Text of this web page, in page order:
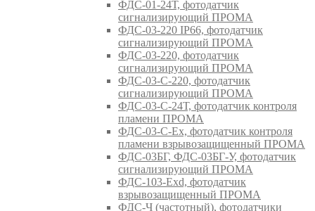
ФДС-01-24Т, фотодатчик
сигнализирующий ПРОМА
ФДС-03-220 IP66, фотодатчик
сигнализирующий ПРОМА
ФДС-03-220, фотодатчик
сигнализирующий ПРОМА
ФДС-03-С-220, фотодатчик
сигнализирующий ПРОМА
ФДС-03-С-24Т, фотодатчик контроля
пламени ПРОМА
ФДС-03-С-Ex, фотодатчик контроля
пламени взрывозащищенный ПРОМА
ФДС-03БГ, ФДС-03БГ-У, фотодатчик
сигнализирующий ПРОМА
ФДС-103-Ехd, фотодатчик
взрывозащищенный ПРОМА
ФДС-Ч (частотный), фотодатчики